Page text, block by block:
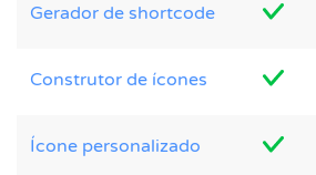
Gerador de shortcode
Construtor de ícones
Ícone personalizado